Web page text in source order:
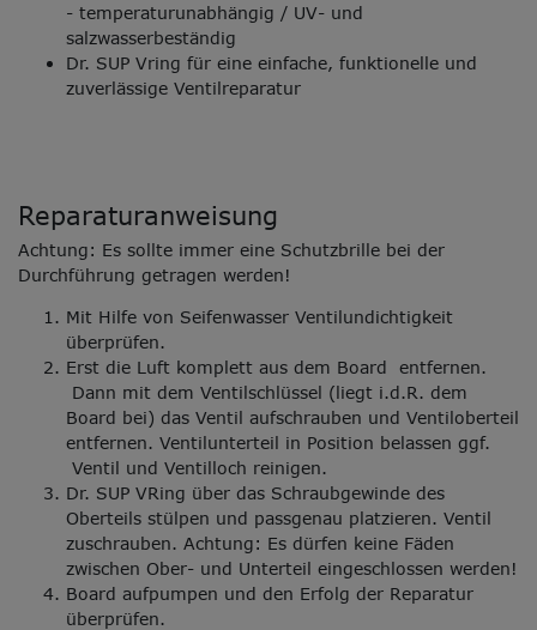
- temperaturunabhängig / UV- und
salzwasserbeständig
Dr. SUP Vring für eine einfache, funktionelle und
zuverlässige Ventilreparatur
Reparaturanweisung
Achtung: Es sollte immer eine Schutzbrille bei der
Durchführung getragen werden!
Mit Hilfe von Seifenwasser Ventilundichtigkeit
überprüfen.
Erst die Luft komplett aus dem Board entfernen.
Dann mit dem Ventilschlüssel (liegt i.d.R. dem
Board bei) das Ventil aufschrauben und Ventiloberteil
entfernen. Ventilunterteil in Position belassen ggf.
Ventil und Ventilloch reinigen.
Dr. SUP VRing über das Schraubgewinde des
Oberteils stülpen und passgenau platzieren. Ventil
zuschrauben. Achtung: Es dürfen keine Fäden
zwischen Ober- und Unterteil eingeschlossen werden!
Board aufpumpen und den Erfolg der Reparatur
überprüfen.